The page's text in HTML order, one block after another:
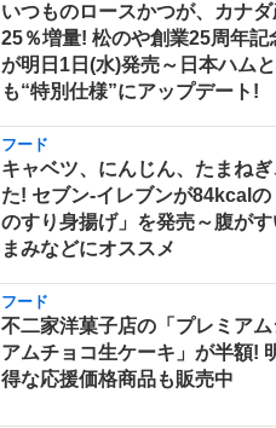
いつものロースかつが、カナ
25％増量! 松のや創業25周年記
が明日1日(水)発売～日本ハム
も“特別仕様”にアップデート!
フード
キャベツ、にんじん、たまね
た! セブン‐イレブンが84kcal
のすり身揚げ」を発売～腹が
まみなどにオススメ
フード
不二家洋菓子店の「プレミア
アムチョコ生ケーキ」が半額!
得な応援価格商品も販売中